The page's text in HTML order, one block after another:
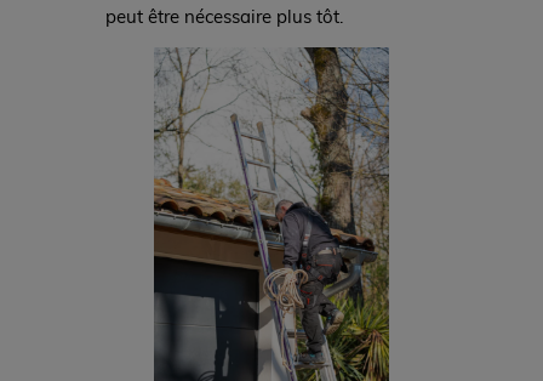
peut être nécessaire plus tôt.